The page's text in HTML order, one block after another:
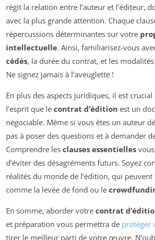
régit la relation entre l’auteur et l’éditeur,
avec la plus grande attention. Chaque
répercussions déterminantes sur votre
intellectuelle. Ainsi, familiarisez-vous
cédés, la durée du contrat, et les
Ne signez jamais à l’aveuglette !
En plus des aspects juridiques, il est crucial
l’esprit que le contrat d’édition est un
négociable. Même si vous êtes un auteur
pas à poser des questions et à demander
Comprendre les clauses essentielles
d’éviter des désagréments futurs. Soyez
réalités du monde de l’édition, qui
comme la levée de fond ou le
En somme, aborder votre contrat
et préparation vous permettra de protéger
tirer le meilleur parti de votre œuvre.